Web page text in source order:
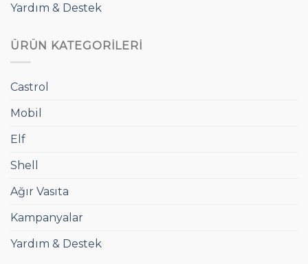
Yardım & Destek
ÜRÜN KATEGORILERI
Castrol
Mobil
Elf
Shell
Ağır Vasıta
Kampanyalar
Yardım & Destek